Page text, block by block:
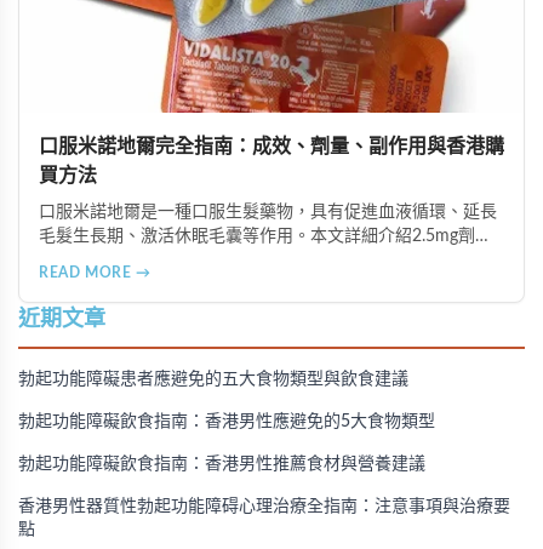
口服米諾地爾完全指南：成效、劑量、副作用與香港購
買方法
口服米諾地爾是一種口服生髮藥物，具有促進血液循環、延長
毛髮生長期、激活休眠毛囊等作用。本文詳細介紹2.5mg劑量
購買方法，並提供真實用戶經驗分享。
READ MORE →
近期文章
勃起功能障礙患者應避免的五大食物類型與飲食建議
勃起功能障礙飲食指南：香港男性應避免的5大食物類型
勃起功能障礙飲食指南：香港男性推薦食材與營養建議
香港男性器質性勃起功能障碍心理治療全指南：注意事項與治療要
點